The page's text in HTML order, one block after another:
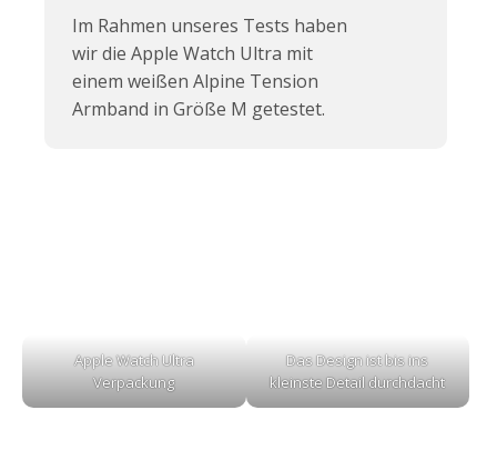
Im Rahmen unseres Tests haben
wir die Apple Watch Ultra mit
einem weißen Alpine Tension
Armband in Größe M getestet.
Apple Watch Ultra
Verpackung
Das Design ist bis ins
kleinste Detail durchdacht